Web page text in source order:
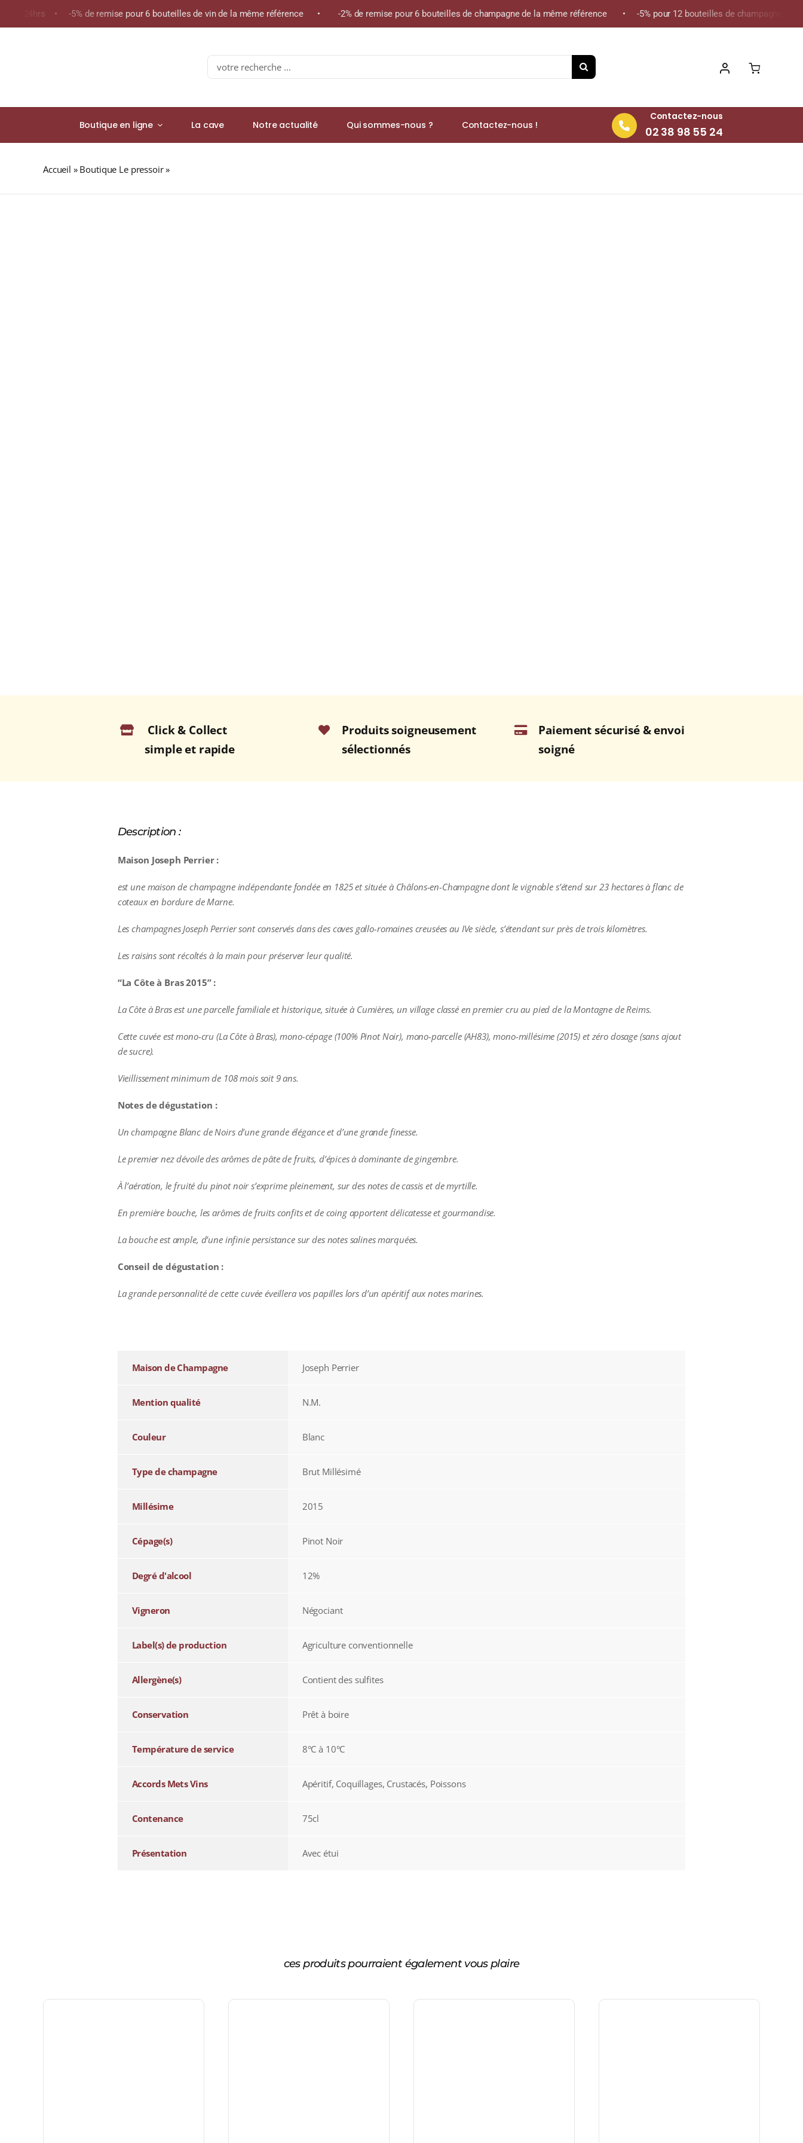
24hrs • -5% de remise pour 6 bouteilles de vin de la même référence • -2% de remise pour 6 bouteilles de champagne de la même référence • -5% pour 12 bouteilles de champagne de la
Search
for:
Boutique en ligne La cave Notre actualité Qui sommes-nous ? Contactez-nous !
Contactez-nous
02 38 98 55 24
Accueil » Boutique Le pressoir»
Click & Collect
simple et rapide
Produits soigneusement
sélectionnés
Paiement sécurisé & envoi
soigné
Description :
Maison Joseph Perrier :
est une maison de champagne indépendante fondée en 1825 et située à Châlons-en-Champagne dont le vignoble s’étend sur 23 hectares à flanc de
coteaux en bordure de Marne.
Les champagnes Joseph Perrier sont conservés dans des caves gallo-romaines creusées au IVe siècle, s’étendant sur près de trois kilomètres.
Les raisins sont récoltés à la main pour préserver leur qualité.
“La Côte à Bras 2015” :
La Côte à Bras est une parcelle familiale et historique, située à Cumières, un village classé en premier cru au pied de la Montagne de Reims.
Cette cuvée est mono-cru (La Côte à Bras), mono-cépage (100% Pinot Noir), mono-parcelle (AH83), mono-millésime (2015) et zéro dosage (sans ajout
de sucre).
Vieillissement minimum de 108 mois soit 9 ans.
Notes de dégustation :
Un champagne Blanc de Noirs d’une grande élégance et d’une grande finesse.
Le premier nez dévoile des arômes de pâte de fruits, d’épices à dominante de gingembre.
À l’aération, le fruité du pinot noir s’exprime pleinement, sur des notes de cassis et de myrtille.
En première bouche, les arômes de fruits confits et de coing apportent délicatesse et gourmandise.
La bouche est ample, d’une infinie persistance sur des notes salines marquées.
Conseil de dégustation :
La grande personnalité de cette cuvée éveillera vos papilles lors d’un apéritif aux notes marines.
Maison de Champagne Joseph Perrier
Mention qualité N.M.
Couleur Blanc
Type de champagne Brut Millésimé
Millésime 2015
Cépage(s) Pinot Noir
Degré d'alcool 12%
Vigneron Négociant
Label(s) de production Agriculture conventionnelle
Allergène(s) Contient des sulfites
Conservation Prêt à boire
Température de service 8°C à 10°C
Accords Mets Vins Apéritif, Coquillages, Crustacés, Poissons
Contenance 75cl
Présentation Avec étui
ces produits pourraient également vous plaire